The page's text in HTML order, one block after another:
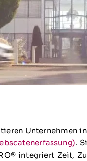
Unternehmen
.
integriert Zeit,